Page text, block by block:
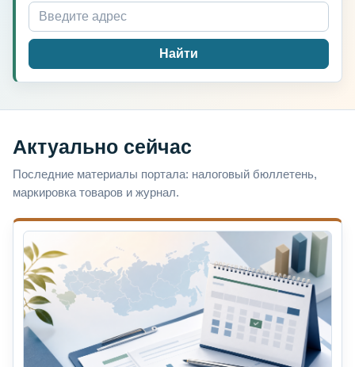
Найти
Актуально сейчас
Последние материалы портала: налоговый бюллетень,
маркировка товаров и журнал.